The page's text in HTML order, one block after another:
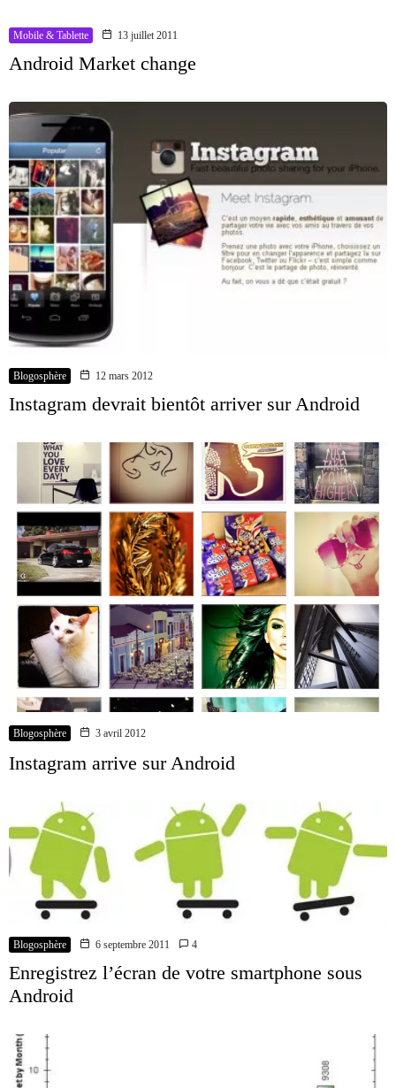
Mobile & Tablette 13 juillet 2011
Android Market change
Blogosphère 12 mars 2012
Instagram devrait bientôt arriver sur Android
Blogosphère 3 avril 2012
Instagram arrive sur Android
Blogosphère 6 septembre 2011 4
Enregistrez l’écran de votre smartphone sous
Android